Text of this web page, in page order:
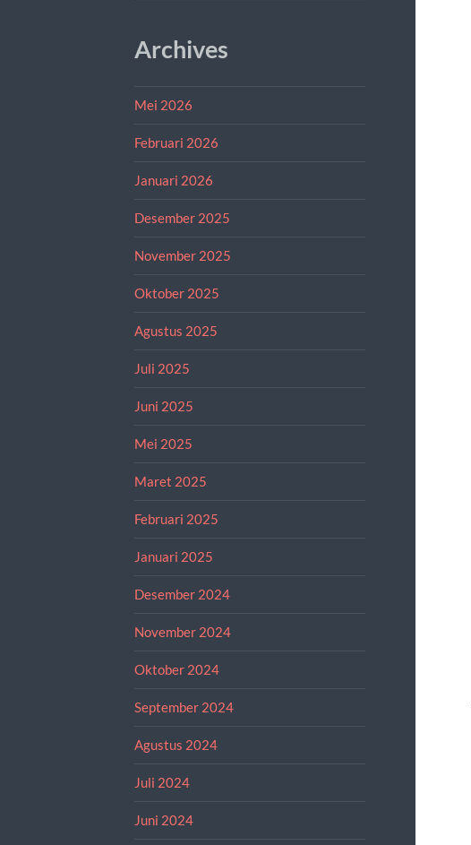
Archives
Mei 2026
Februari 2026
Januari 2026
Desember 2025
November 2025
Oktober 2025
Agustus 2025
Juli 2025
Juni 2025
Mei 2025
Maret 2025
Februari 2025
Januari 2025
Desember 2024
November 2024
Oktober 2024
September 2024
Agustus 2024
Juli 2024
Juni 2024